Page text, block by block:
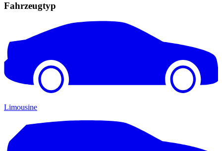
Fahrzeugtyp
Limousine